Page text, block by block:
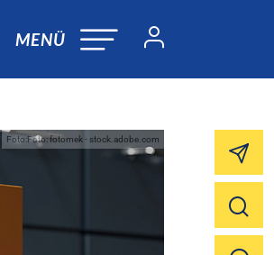
MENÜ
Foto:Foto: fotomek - stock.adobe.com